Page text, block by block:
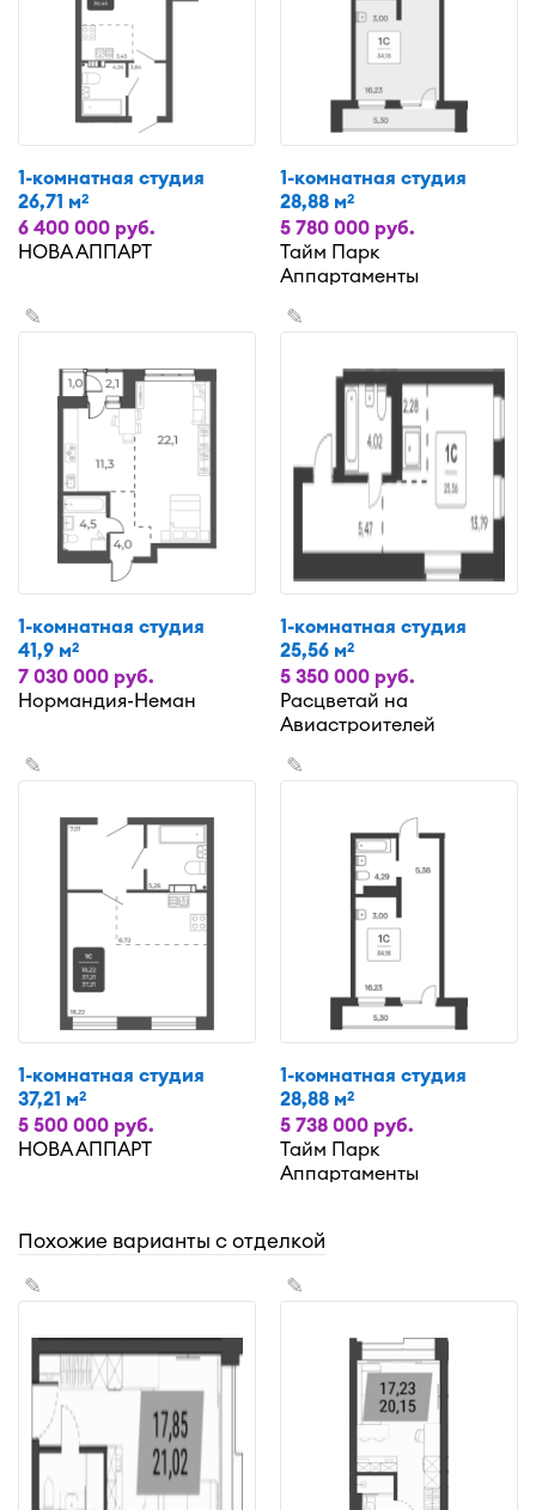
1-комнатная студия
26,71 м2
6 400 000 руб.
НОВА АППАРТ
1-комнатная студия
28,88 м2
5 780 000 руб.
Тайм Парк
Аппартаменты
✎
1-комнатная студия
41,9 м2
7 030 000 руб.
Нормандия-Неман
✎
1-комнатная студия
25,56 м2
5 350 000 руб.
Расцветай на
Авиастроителей
✎
1-комнатная студия
37,21 м2
5 500 000 руб.
НОВА АППАРТ
✎
1-комнатная студия
28,88 м2
5 738 000 руб.
Тайм Парк
Аппартаменты
Похожие варианты с отделкой
✎ ✎